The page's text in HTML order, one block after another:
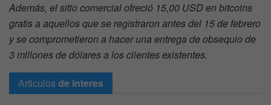
Además, el sitio comercial ofreció 15,00 USD en bitcoins
gratis a aquellos que se registraron antes del 15 de febrero
y se comprometieron a hacer una entrega de obsequio de
3 millones de dólares a los clientes existentes.
Articulosde interes